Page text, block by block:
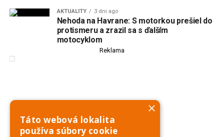
AKTUALITY 3 dni ago
Nehoda na Havrane: S motorkou prešiel do
protismeru a zrazil sa s ďalším
motocyklom
Reklama
×
Táto webová lokalita
používa súbory cookie